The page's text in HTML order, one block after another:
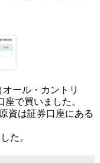
ール・カントリ
で買いました。
資は証券口座にある
た。